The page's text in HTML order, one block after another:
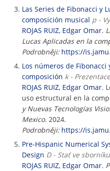
Las Series de Fibonacci y
composición musical p -
ROJAS RUIZ, Edgar Omar.
Lucas Aplicadas en la
Podrobněji: https://
Los números de
composición k -
ROJAS RUIZ, Edgar Omar.
uso estructural en la
y Nuevas Tecnologías
Mexico. 2024.
Podrobněji: https://
Pre-Hispanic Numerical
Design D - Stať ve sborníku
ROJAS RUIZ, Edgar Omar.